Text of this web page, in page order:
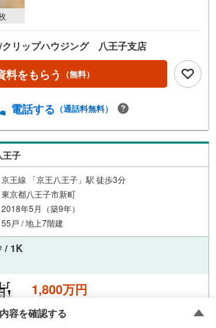
クリップハウジング 八王子支店
料をもらう （無料）
電話する （通話料無料）
王子
京王線 「京王八王子」駅 徒歩3分
東京都八王子市新町
2018年5月（築9年）
55戸 / 地上7階建
/ 1K
1,800万円
容を確認する